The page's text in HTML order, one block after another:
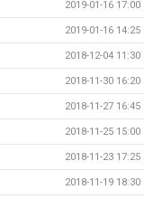
2019-01-16 17:00
2019-01-16 14:25
2018-12-04 11:30
2018-11-30 16:20
2018-11-27 16:45
2018-11-25 15:00
2018-11-23 17:25
2018-11-19 18:30